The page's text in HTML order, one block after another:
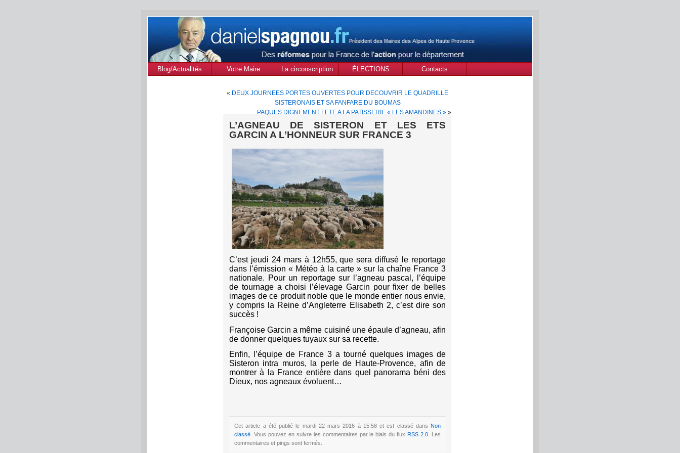
Blog/Actualités Votre Maire
La circonscription
Provence
ÉLECTIONS
2020
Contacts
« DEUX JOURNEES PORTES OUVERTES POUR DECOUVRIR LE QUADRILLE
SISTERONAIS ET SA FANFARE DU BOUMAS
PAQUES DIGNEMENT FETE A LA PATISSERIE « LES AMANDINES »»
L’AGNEAU DE SISTERON ET LES ETS
GARCIN A L’HONNEUR SUR FRANCE 3
C’est jeudi 24 mars à 12h55, que sera diffusé le reportage
dans l’émission « Météo à la carte » sur la chaîne France 3
nationale. Pour un reportage sur l’agneau pascal, l’équipe
de tournage a choisi l’élevage Garcin pour fixer de belles
images de ce produit noble que le monde entier nous envie,
y compris la Reine d’Angleterre Elisabeth 2, c’est dire son
succès !
Françoise Garcin a même cuisiné une épaule d’agneau, afin
de donner quelques tuyaux sur sa recette.
Enfin, l’équipe de France 3 a tourné quelques images de
Sisteron intra muros, la perle de Haute-Provence, afin de
montrer à la France entière dans quel panorama béni des
Dieux, nos agneaux évoluent…
Cet article a été publié le mardi 22 mars 2016 à 15:58 et est classé dans Non
classé . Vous pouvez en suivre les commentaires par le biais du fluxRSS 2.0 . Les
commentaires et pings sont fermés.